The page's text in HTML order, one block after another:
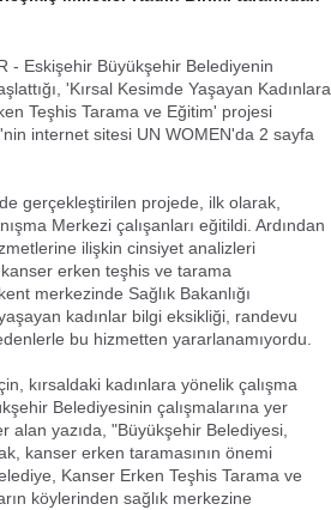
- Eskişehir Büyükşehir Belediyenin
'Kırsal Kesimde Yaşayan Kadınlara
Teşhis Tarama ve Eğitim' projesi
internet sitesi UN WOMEN'da 2 sayfa
gerçekleştirilen projede, ilk olarak,
Merkezi çalışanları eğitildi. Ardından
ilişkin cinsiyet analizleri
erken teşhis ve tarama
merkezinde Sağlık Bakanlığı
kadınlar bilgi eksikliği, randevu
bu hizmetten yararlanamıyordu.
kırsaldaki kadınlara yönelik çalışma
Belediyesinin çalışmalarına yer
yazıda, "Büyükşehir Belediyesi,
kanser erken taramasının önemi
Kanser Erken Teşhis Tarama ve
köylerinden sağlık merkezine